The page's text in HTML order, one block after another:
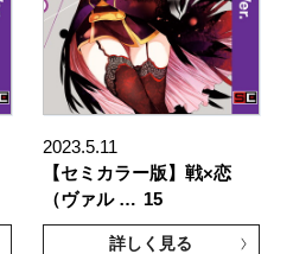
2023.5.11
【セミカラー版】戦×恋
（ヴァル … 15
詳しく見る